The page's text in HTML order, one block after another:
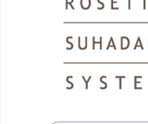
*4 ナス果実エキス〔保湿成分〕
*5 加水分解ダイズエキス〔保湿成分〕
【JANコード】4901696575642